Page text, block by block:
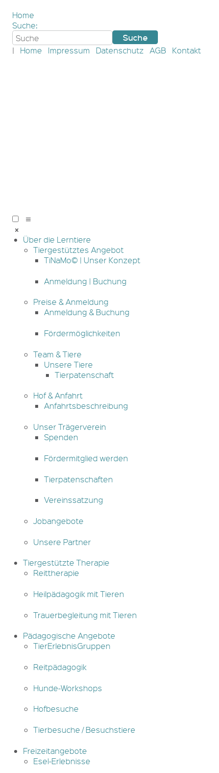
Home
Suche:
| Home Impressum Datenschutz AGB Kontakt
Über die Lerntiere
Tiergestütztes Angebot
TiNaMo© | Unser Konzept
Anmeldung | Buchung
Preise & Anmeldung
Anmeldung & Buchung
Fördermöglichkeiten
Team & Tiere
Unsere Tiere
Tierpatenschaft
Hof & Anfahrt
Anfahrtsbeschreibung
Unser Trägerverein
Spenden
Fördermitglied werden
Tierpatenschaften
Vereinssatzung
Jobangebote
Unsere Partner
Tiergestützte Therapie
Reittherapie
Heilpädagogik mit Tieren
Trauerbegleitung mit Tieren
Pädagogische Angebote
TierErlebnisGruppen
Reitpädagogik
Hunde-Workshops
Hofbesuche
Tierbesuche / Besuchstiere
Freizeitangebote
Esel-Erlebnisse